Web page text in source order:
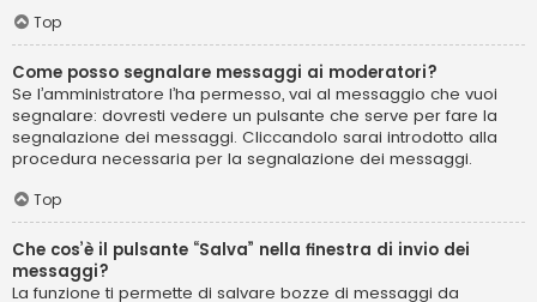
Top
Come posso segnalare messaggi ai moderatori?
Se l’amministratore l’ha permesso, vai al messaggio che vuoi
segnalare: dovresti vedere un pulsante che serve per fare la
segnalazione dei messaggi. Cliccandolo sarai introdotto alla
procedura necessaria per la segnalazione dei messaggi.
Top
Che cos’è il pulsante “Salva” nella finestra di invio dei
messaggi?
La funzione ti permette di salvare bozze di messaggi da